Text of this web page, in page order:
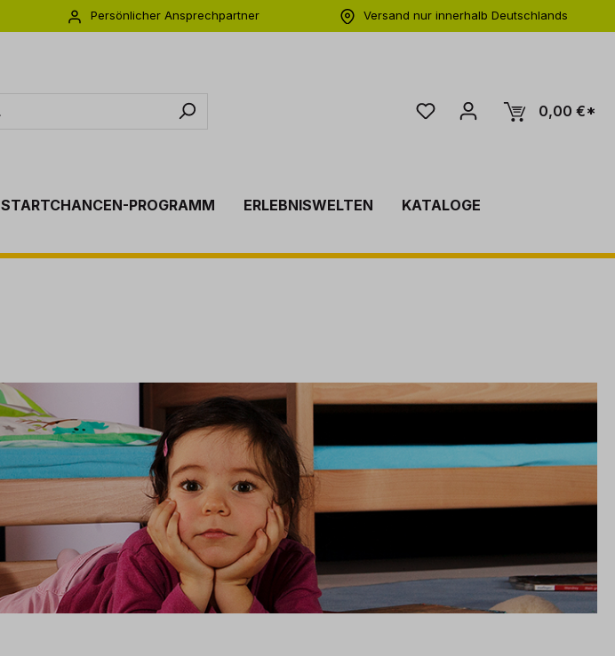
Persönlicher Ansprechpartner
Versand nur innerhalb Deutschlands
0,00 €*
STARTCHANCEN-PROGRAMM ERLEBNISWELTEN
KATALOGE